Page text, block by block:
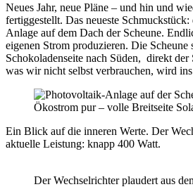
Neues Jahr, neue Pläne – und hin und
fertiggestellt. Das neueste
Anlage auf dem Dach der Scheune.
eigenen Strom produzieren. Die Scheune
Schokoladenseite nach Süden, direkt der
was wir nicht selbst verbrauchen, wird
Ökostrom pur – volle Breitseite
Ein Blick auf die inneren Werte. Der
aktuelle Leistung: knapp 400 Watt.
Der Wechselrichter plaudert aus